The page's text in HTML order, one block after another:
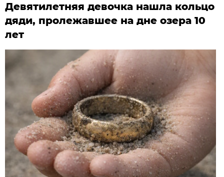
Девятилетняя девочка нашла кольцо
дяди, пролежавшее на дне озера 10
лет